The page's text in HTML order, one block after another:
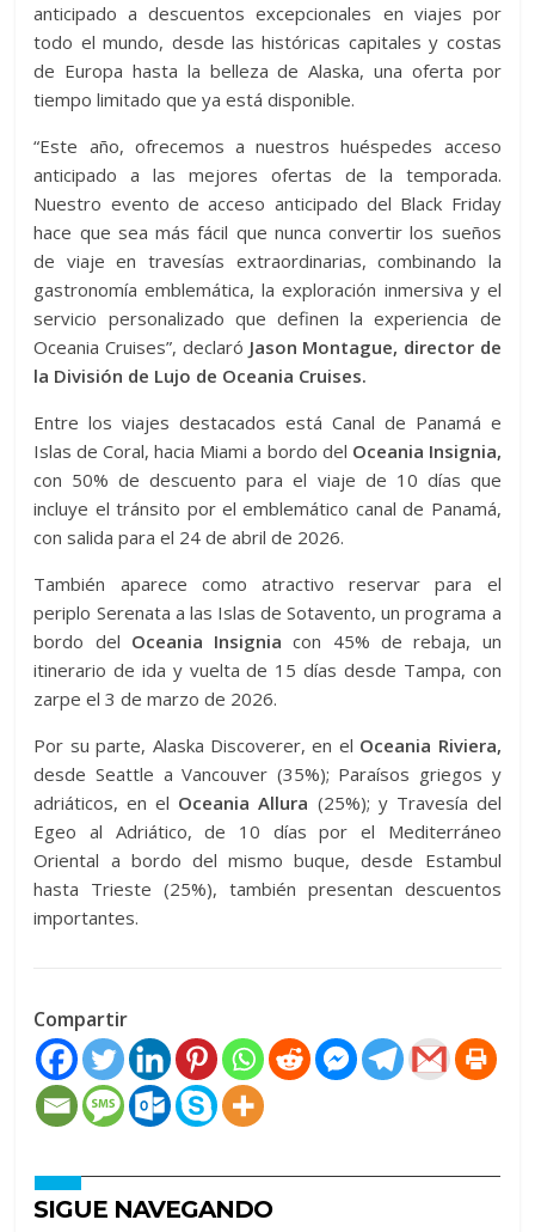
anticipado a descuentos excepcionales en viajes por
todo el mundo, desde las históricas capitales y costas
de Europa hasta la belleza de Alaska, una oferta por
tiempo limitado que ya está disponible.
“Este año, ofrecemos a nuestros huéspedes acceso
anticipado a las mejores ofertas de la temporada.
Nuestro evento de acceso anticipado del Black Friday
hace que sea más fácil que nunca convertir los sueños
de viaje en travesías extraordinarias, combinando la
gastronomía emblemática, la exploración inmersiva y el
servicio personalizado que definen la experiencia de
Oceania Cruises”, declaró Jason Montague, director de
la División de Lujo de Oceania Cruises.
Entre los viajes destacados está Canal de Panamá e
Islas de Coral, hacia Miami a bordo del Oceania Insignia,
con 50% de descuento para el viaje de 10 días que
incluye el tránsito por el emblemático canal de Panamá,
con salida para el 24 de abril de 2026.
También aparece como atractivo reservar para el
periplo Serenata a las Islas de Sotavento, un programa a
bordo del Oceania Insignia con 45% de rebaja, un
itinerario de ida y vuelta de 15 días desde Tampa, con
zarpe el 3 de marzo de 2026.
Por su parte, Alaska Discoverer, en el Oceania Riviera,
desde Seattle a Vancouver (35%); Paraísos griegos y
adriáticos, en el Oceania Allura (25%); y Travesía del
Egeo al Adriático, de 10 días por el Mediterráneo
Oriental a bordo del mismo buque, desde Estambul
hasta Trieste (25%), también presentan descuentos
importantes.
Compartir
SIGUE NAVEGANDO